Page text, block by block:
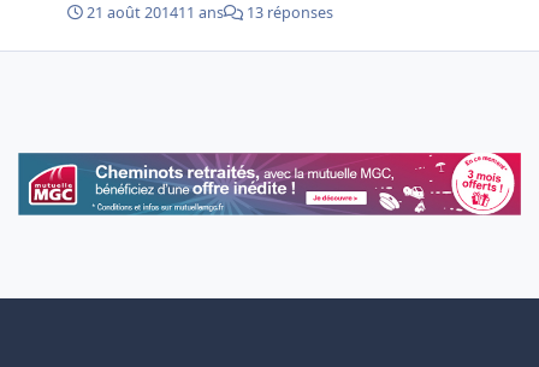
travailler sur place ? Merci à tous
21 août 201411 ans 13 réponses